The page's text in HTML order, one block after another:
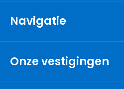
Navigatie
Home
Bedrijven
Nieuwbouw
Onze vestigingen
Ridderkerk